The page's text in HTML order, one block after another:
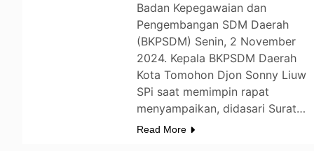
Badan Kepegawaian dan
Pengembangan SDM Daerah
(BKPSDM) Senin, 2 November
2024. Kepala BKPSDM Daerah
Kota Tomohon Djon Sonny Liuw
SPi saat memimpin rapat
menyampaikan, didasari Surat…
Read More